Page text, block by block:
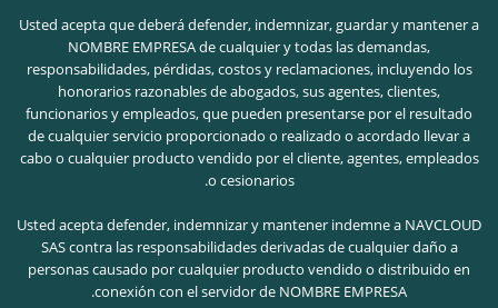
Usted acepta que deberá defender, indemnizar, guardar y mantener a
NOMBRE EMPRESA de cualquier y todas las demandas,
responsabilidades, pérdidas, costos y reclamaciones, incluyendo los
honorarios razonables de abogados, sus agentes, clientes,
funcionarios y empleados, que pueden presentarse por el resultado
de cualquier servicio proporcionado o realizado o acordado llevar a
cabo o cualquier producto vendido por el cliente, agentes, empleados
o cesionarios.
Usted acepta defender, indemnizar y mantener indemne a NAVCLOUD
SAS contra las responsabilidades derivadas de cualquier daño a
personas causado por cualquier producto vendido o distribuido en
conexión con el servidor de NOMBRE EMPRESA.